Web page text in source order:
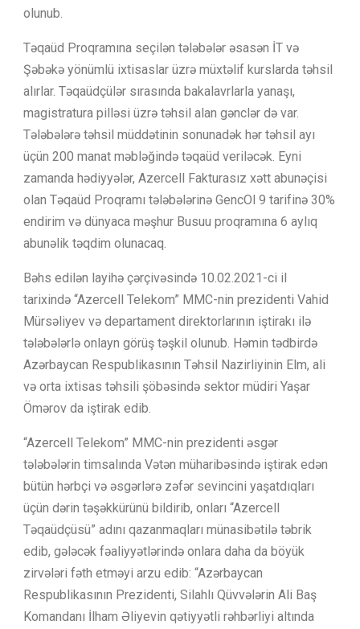
olunub.
Təqaüd Proqramına seçilən tələbələr əsasən İT və
Şəbəkə yönümlü ixtisaslar üzrə müxtəlif kurslarda təhsil
alırlar. Təqaüdçülər sırasında bakalavrlarla yanaşı,
magistratura pilləsi üzrə təhsil alan gənclər də var.
Tələbələrə təhsil müddətinin sonunadək hər təhsil ayı
üçün 200 manat məbləğində təqaüd veriləcək. Eyni
zamanda hədiyyələr, Azercell Fakturasız xətt abunəçisi
olan Təqaüd Proqramı tələbələrinə GencOl 9 tarifinə 30%
endirim və dünyaca məşhur Busuu proqramına 6 aylıq
abunəlik təqdim olunacaq.
Bəhs edilən layihə çərçivəsində 10.02.2021-ci il
tarixində “Azercell Telekom” MMC-nin prezidenti Vahid
Mürsəliyev və departament direktorlarının iştirakı ilə
tələbələrlə onlayn görüş təşkil olunub. Həmin tədbirdə
Azərbaycan Respublikasının Təhsil Nazirliyinin Elm, ali
və orta ixtisas təhsili şöbəsində sektor müdiri Yaşar
Ömərov da iştirak edib.
“Azercell Telekom” MMC-nin prezidenti əsgər
tələbələrin timsalında Vətən müharibəsində iştirak edən
bütün hərbçi və əsgərlərə zəfər sevincini yaşatdıqları
üçün dərin təşəkkürünü bildirib, onları “Azercell
Təqaüdçüsü” adını qazanmaqları münasibətilə təbrik
edib, gələcək fəaliyyətlərində onlara daha da böyük
zirvələri fəth etməyi arzu edib: “Azərbaycan
Respublikasının Prezidenti, Silahlı Qüvvələrin Ali Baş
Komandanı İlham Əliyevin qətiyyətli rəhbərliyi altında